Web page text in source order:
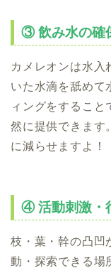
③ 飲み水の確
カメレオンは水入
いた水滴を舐めて
ィングをすること
然に提供できます
に減らせますよ！
④ 活動刺激・
枝・葉・幹の凸凹
動・探索できる場